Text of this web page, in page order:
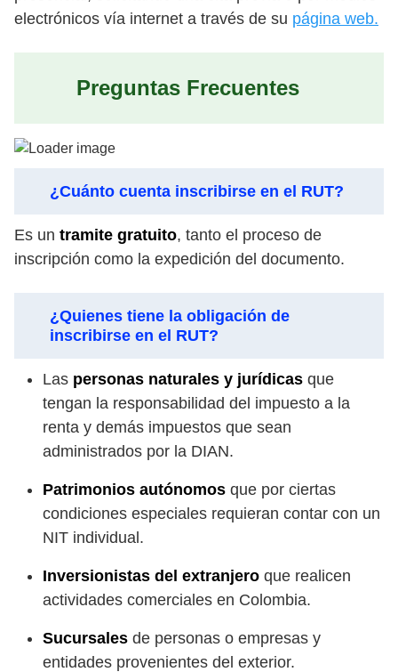
electrónicos vía internet a través de su página web.
Preguntas Frecuentes
¿Cuánto cuenta inscribirse en el RUT?
Es un tramite gratuito, tanto el proceso de
inscripción como la expedición del documento.
¿Quienes tiene la obligación de
inscribirse en el RUT?
Las personas naturales y jurídicas que
tengan la responsabilidad del impuesto a la
renta y demás impuestos que sean
administrados por la DIAN.
Patrimonios autónomos que por ciertas
condiciones especiales requieran contar con un
NIT individual.
Inversionistas del extranjero que realicen
actividades comerciales en Colombia.
Sucursales de personas o empresas y
entidades provenientes del exterior.